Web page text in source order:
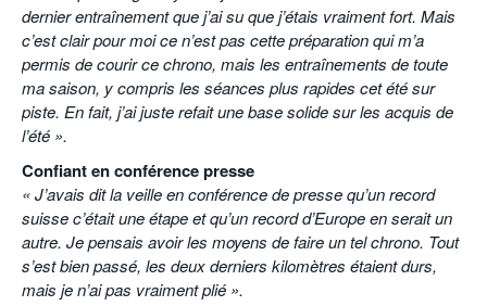
dernier entraînement que j’ai su que j’étais vraiment fort. Mais
c’est clair pour moi ce n’est pas cette préparation qui m’a
permis de courir ce chrono, mais les entraînements de toute
ma saison, y compris les séances plus rapides cet été sur
piste. En fait, j’ai juste refait une base solide sur les acquis de
l’été ».
Confiant en conférence presse
« J’avais dit la veille en conférence de presse qu’un record
suisse c’était une étape et qu’un record d’Europe en serait un
autre. Je pensais avoir les moyens de faire un tel chrono. Tout
s’est bien passé, les deux derniers kilomètres étaient durs,
mais je n’ai pas vraiment plié ».